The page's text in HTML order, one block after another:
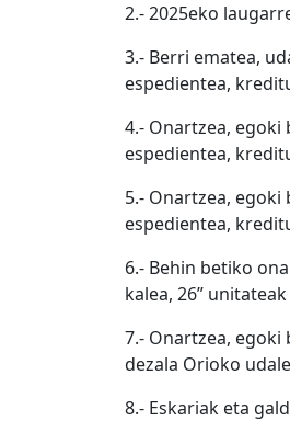
2.- 2025eko
3.- Berri ematea,
espedientea,
4.- Onartzea,
espedientea,
5.- Onartzea,
espedientea,
6.- Behin betiko
kalea, 26”
7.- Onartzea, egoki
dezala Orioko
8.- Eskariak eta